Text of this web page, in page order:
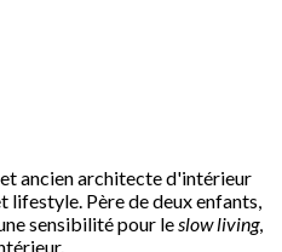
ancien architecte d'intérieur
Père de deux enfants,
sensibilité pour leslow living,